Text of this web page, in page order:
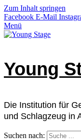
Zum Inhalt springen
Facebook E-Mail
Menü
Young
Die Institution für
und Schlagzeug in
Suchen nach: